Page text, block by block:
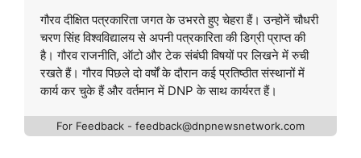
गौरव दीक्षित पत्रकारिता जगत के उभरते हुए चेहरा हैं। उन्होनें चौधरी
चरण सिंह विश्वविद्यालय से अपनी पत्रकारिता की डिग्री प्राप्त की
है। गौरव राजनीति, ऑटो और टेक संबंघी विषयों पर लिखने में रुची
रखते हैं। गौरव पिछले दो वर्षों के दौरान कई प्रतिष्ठीत संस्थानों में
कार्य कर चुके हैं और वर्तमान में DNP के साथ कार्यरत हैं।
For Feedback - feedback@dnpnewsnetwork.com